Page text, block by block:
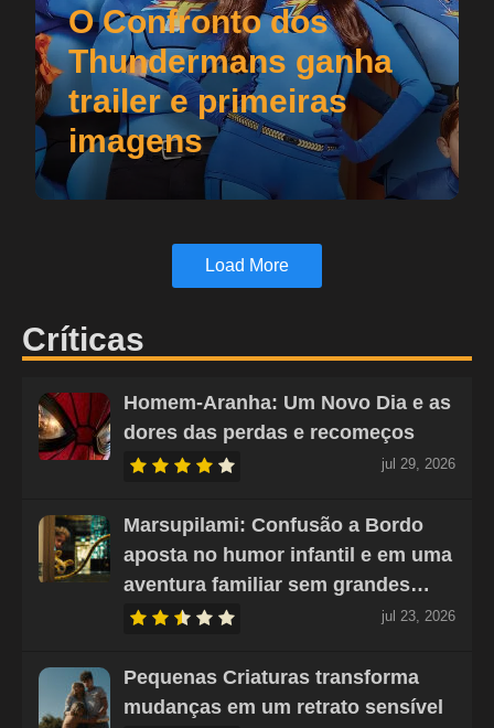
O Confronto dos
Thundermans ganha
trailer e primeiras
imagens
Load More
Críticas
Homem-Aranha: Um Novo Dia e as
dores das perdas e recomeços
jul 29, 2026
Marsupilami: Confusão a Bordo
aposta no humor infantil e em uma
aventura familiar sem grandes…
jul 23, 2026
Pequenas Criaturas transforma
mudanças em um retrato sensível